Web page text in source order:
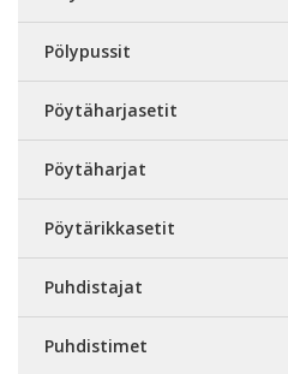
Pölypussit
Pöytäharjasetit
Pöytäharjat
Pöytärikkasetit
Puhdistajat
Puhdistimet